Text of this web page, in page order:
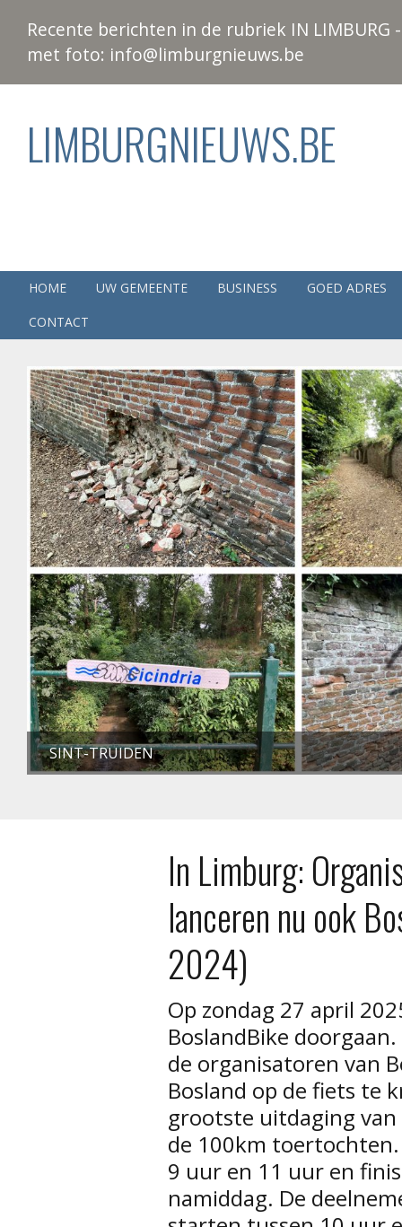
Recente berichten in de rubriek IN
met foto: info@limburgnieuws.be
LIMBURGNIEUWS.BE
HOME UW GEMEENTE BUSINESS
GOED ADRES
CONTACT
SINT-TRUIDEN
In Limburg:
lanceren nu ook
2024)
Op zondag 27 april
BoslandBike
de organisatoren van
Bosland op de fiets te
grootste uitdaging
de 100km
9 uur en 11 uur en
namiddag. De